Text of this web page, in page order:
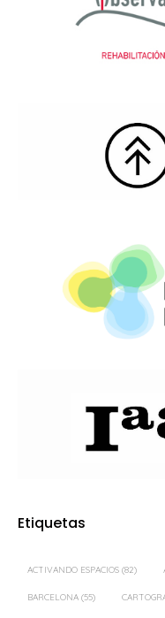
Etiquetas
ACTIVANDO ESPACIOS (82)
BARCELONA (55)